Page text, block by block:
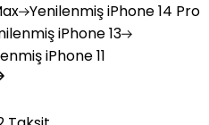
YenilenmişiPhone 14 Pro
iPhone 13
iPhone 11